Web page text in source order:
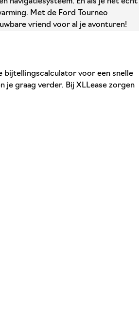
Met de Ford Tourneo
vriend voor al je avonturen!
bijtellingscalculator voor een snelle
je graag verder. Bij XLLease zorgen